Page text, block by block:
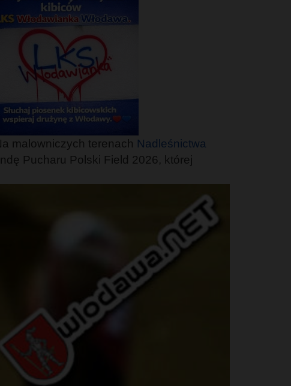
malowniczych terenach Nadleśnictwa
Pucharu Polski Field 2026, której